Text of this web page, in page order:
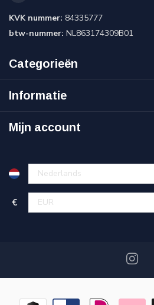
KVK nummer: 84335777
btw-nummer: NL863174309B01
Categorieën
Informatie
Mijn account
€